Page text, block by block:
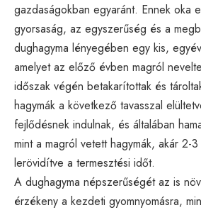
gazdaságokban egyaránt. Ennek oka
gyorsaság, az egyszerűség és a
dughagyma lényegében egy kis,
amelyet az előző évben magról
időszak végén betakarítottak és
hagymák a következő tavasszal
fejlődésnek indulnak, és általában
mint a magról vetett hagymák, akár 2-
lerövidítve a termesztési időt.
A dughagyma népszerűségét az is
érzékeny a kezdeti gyomnyomásra,